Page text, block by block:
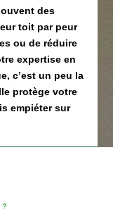
des
toit par peur
ou de réduire
expertise en
c’est un peu la
protège votre
empiéter sur
?